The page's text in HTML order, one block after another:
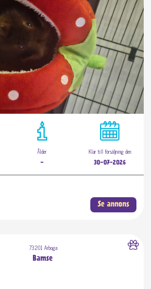
Ålder
-
Klar till försäljning den
30-07-2026
Se annons
73201 Arboga
Bamse